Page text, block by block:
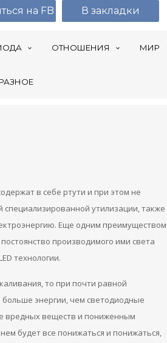
ОТНОШЕНИЯ МИР
РАЗНОЕ
в себе ртути и при этом не
специализированной утилизации, также
Еще одним преимуществом
постоянство производимого ими света
технологии.
то при почти равной
больше энергии, чем светодиодные
вредных веществ и пониженным
будет все понижаться и понижаться,
на FB В закладки